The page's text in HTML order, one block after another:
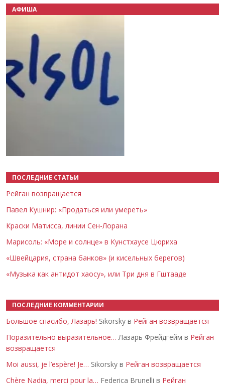
АФИША
ПОСЛЕДНИЕ СТАТЬИ
Рейган возвращается
Павел Кушнир: «Продаться или умереть»
Краски Матисса, линии Сен-Лорана
Марисоль: «Море и солнце» в Кунстхаусе Цюриха
«Швейцария, страна банков» (и кисельных берегов)
«Музыка как антидот хаосу», или Три дня в Гштааде
ПОСЛЕДНИЕ КОММЕНТАРИИ
Большое спасибо, Лазарь! Sikorsky в Рейган возвращается
Поразительно выразительное… Лазарь Фрейдгейм в Рейган
возвращается
Moi aussi, je l’espère! Je… Sikorsky в Рейган возвращается
Chère Nadia, merci pour la… Federica Brunelli в Рейган